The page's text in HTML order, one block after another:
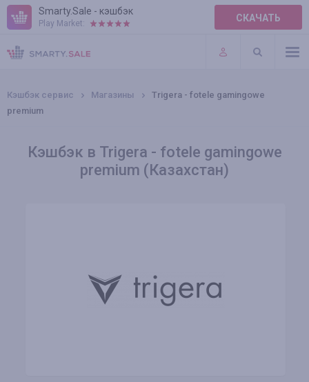
Smarty.Sale - кэшбэк
Play Market: СКАЧАТЬ
ПРАВИЛА
ПЛАГИНЫ
Кэшбэк сервис Магазины
Trigera - fotele gamingowe
premium
Кэшбэк в Trigera - fotele gamingowe
premium (Казахстан)